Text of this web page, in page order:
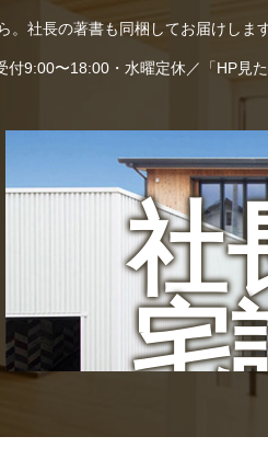
社長の著書も同梱してお届けします
9:00〜18:00・水曜定休／「HP見た
社
宅